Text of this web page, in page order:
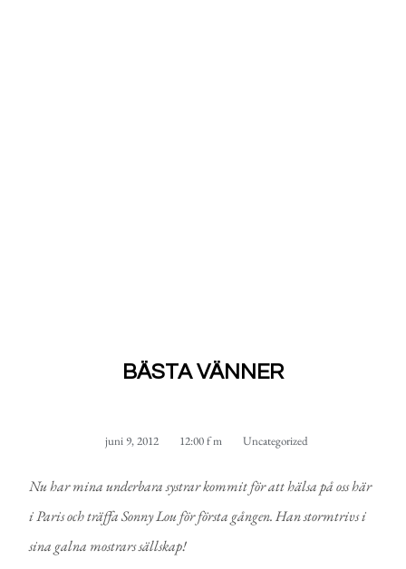
BÄSTA VÄNNER
juni 9, 2012 12:00 f m Uncategorized
Nu har mina underbara systrar kommit för att hälsa på oss här
i Paris och träffa Sonny Lou för första gången. Han stormtrivs i
sina galna mostrars sällskap!